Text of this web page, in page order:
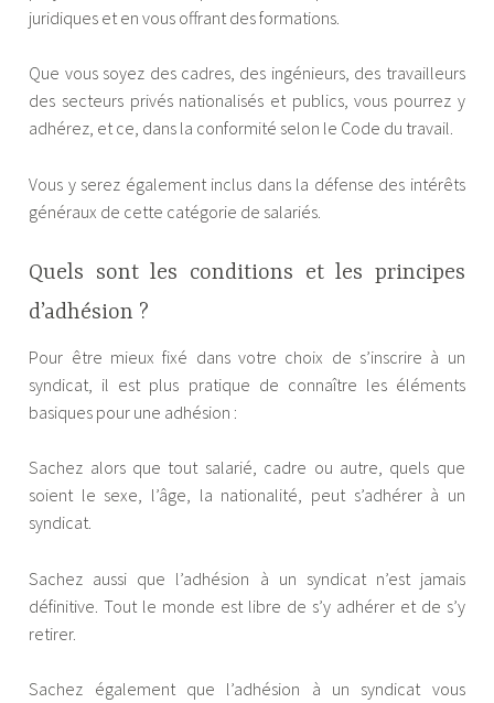
juridiques et en vous offrant des formations.
Que vous soyez des cadres, des ingénieurs, des travailleurs
des secteurs privés nationalisés et publics, vous pourrez y
adhérez, et ce, dans la conformité selon le Code du travail.
Vous y serez également inclus dans la défense des intérêts
généraux de cette catégorie de salariés.
Quels sont les conditions et les principes
d’adhésion ?
Pour être mieux fixé dans votre choix de s’inscrire à un
syndicat, il est plus pratique de connaître les éléments
basiques pour une adhésion :
Sachez alors que tout salarié, cadre ou autre, quels que
soient le sexe, l’âge, la nationalité, peut s’adhérer à un
syndicat.
Sachez aussi que l’adhésion à un syndicat n’est jamais
définitive. Tout le monde est libre de s’y adhérer et de s’y
retirer.
Sachez également que l’adhésion à un syndicat vous